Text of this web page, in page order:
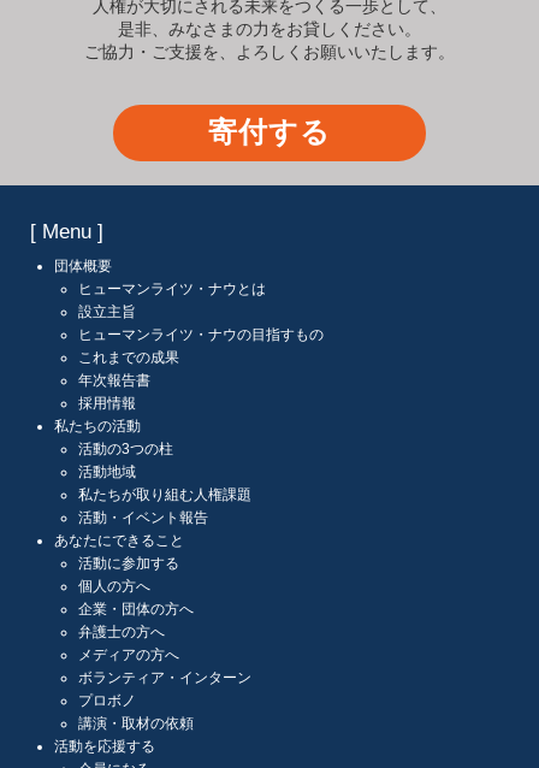
人権が大切にされる未来をつくる一歩として、
是非、みなさまの力をお貸しください。
ご協力・ご支援を、よろしくお願いいたします。
寄付する
[ Menu ]
団体概要
ヒューマンライツ・ナウとは
設立主旨
ヒューマンライツ・ナウの目指すもの
これまでの成果
年次報告書
採用情報
私たちの活動
活動の3つの柱
活動地域
私たちが取り組む人権課題
活動・イベント報告
あなたにできること
活動に参加する
個人の方へ
企業・団体の方へ
弁護士の方へ
メディアの方へ
ボランティア・インターン
プロボノ
講演・取材の依頼
活動を応援する